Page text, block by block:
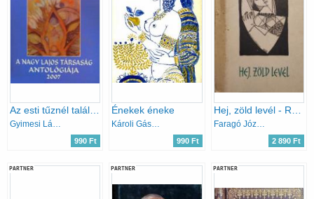
990 Ft
Énekek éneke
990 Ft
Faragó József (szerk.)
2 890 Ft
PARTNER PARTNER PARTNER